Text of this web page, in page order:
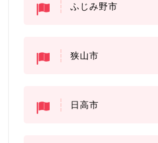
ふじみ野市
狭山市
日高市